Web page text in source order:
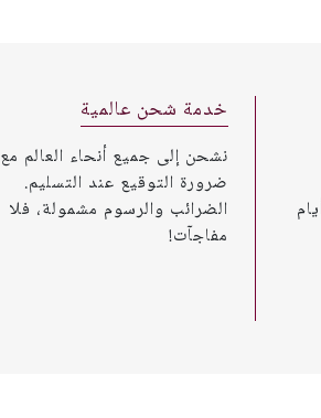
إرجاعها خلال 7 أيام
خدمة شحن عالمية
نشحن إلى جميع أنحاء العالم مع
ضرورة التوقيع عند التسليم.
الضرائب والرسوم مشمولة، فلا
مفاجآت!